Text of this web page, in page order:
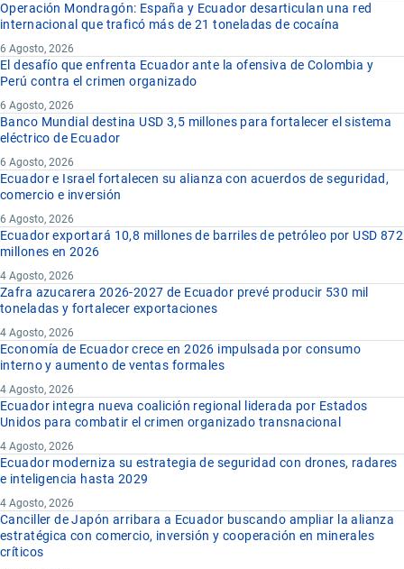
Operación Mondragón: España y Ecuador desarticulan una red
internacional que traficó más de 21 toneladas de cocaína
6 Agosto, 2026
El desafío que enfrenta Ecuador ante la ofensiva de Colombia y
Perú contra el crimen organizado
6 Agosto, 2026
Banco Mundial destina USD 3,5 millones para fortalecer el sistema
eléctrico de Ecuador
6 Agosto, 2026
Ecuador e Israel fortalecen su alianza con acuerdos de seguridad,
comercio e inversión
6 Agosto, 2026
Ecuador exportará 10,8 millones de barriles de petróleo por USD 872
millones en 2026
4 Agosto, 2026
Zafra azucarera 2026-2027 de Ecuador prevé producir 530 mil
toneladas y fortalecer exportaciones
4 Agosto, 2026
Economía de Ecuador crece en 2026 impulsada por consumo
interno y aumento de ventas formales
4 Agosto, 2026
Ecuador integra nueva coalición regional liderada por Estados
Unidos para combatir el crimen organizado transnacional
4 Agosto, 2026
Ecuador moderniza su estrategia de seguridad con drones, radares
e inteligencia hasta 2029
4 Agosto, 2026
Canciller de Japón arribara a Ecuador buscando ampliar la alianza
estratégica con comercio, inversión y cooperación en minerales
críticos